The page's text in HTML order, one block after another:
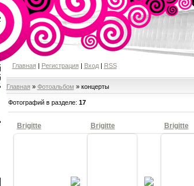
Главная| Регистрация| Вход| RSS
Главная » Фотоальбом » концерты
Фотографий в разделе: 17
Brigitte
Концерт в клубе A2
Brigitte
Концерт в клубе A2
Brigitte